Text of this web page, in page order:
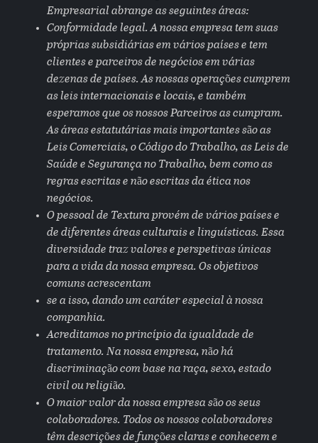
Empresarial abrange as seguintes áreas:
Conformidade legal. A nossa empresa tem suas
próprias subsidiárias em vários países e tem
clientes e parceiros de negócios em várias
dezenas de países. As nossas operações cumprem
as leis internacionais e locais, e também
esperamos que os nossos Parceiros as cumpram.
As áreas estatutárias mais importantes são as
Leis Comerciais, o Código do Trabalho, as Leis de
Saúde e Segurança no Trabalho, bem como as
regras escritas e não escritas da ética nos
negócios.
O pessoal de Textura provém de vários países e
de diferentes áreas culturais e linguísticas. Essa
diversidade traz valores e perspetivas únicas
para a vida da nossa empresa. Os objetivos
comuns acrescentam
se a isso, dando um caráter especial à nossa
companhia.
Acreditamos no princípio da igualdade de
tratamento. Na nossa empresa, não há
discriminação com base na raça, sexo, estado
civil ou religião.
O maior valor da nossa empresa são os seus
colaboradores. Todos os nossos colaboradores
têm descrições de funções claras e conhecem e